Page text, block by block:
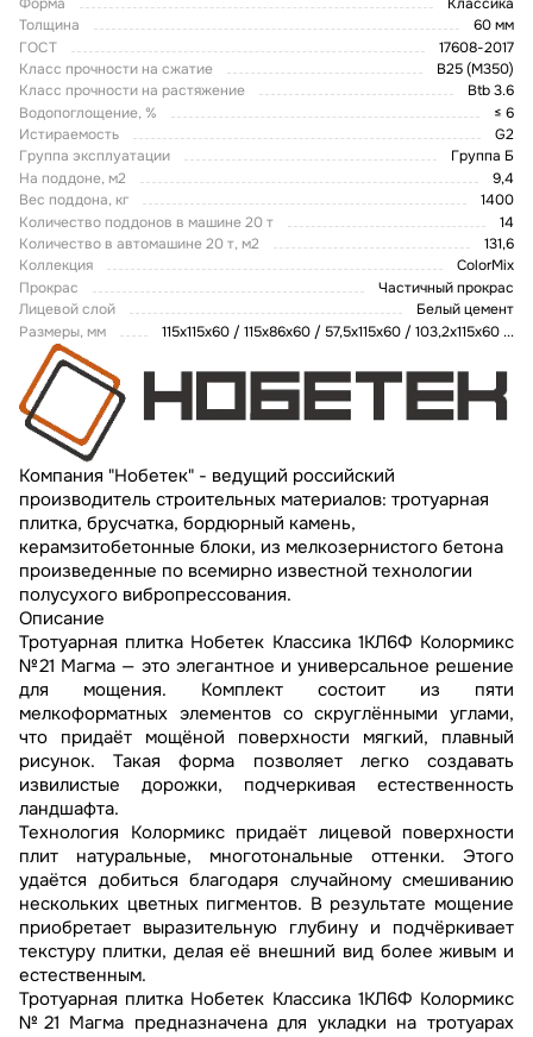
Толщина
60 мм
ГОСТ
17608-2017
Класс прочности на сжатие
В25 (М350)
Класс прочности на растяжение
Btb 3.6
Водопоглощение, %
≤ 6
Истираемость
G2
Группа эксплуатации
Группа Б
На поддоне, м2
9,4
Вес поддона, кг
1400
Количество поддонов в машине 20 т
14
Количество в автомашине 20 т, м2
131,6
Коллекция
ColorMix
Прокрас
Частичный прокрас
Лицевой слой
Белый цемент
Размеры, мм
115х115х60 / 115х86х60 / 57,5x115x60 / 103,2x115x60...
Компания "Нобетек" - ведущий российский
производитель строительных материалов: тротуарная
плитка, брусчатка, бордюрный камень,
керамзитобетонные блоки, из мелкозернистого бетона
произведенные по всемирно известной технологии
полусухого вибропрессования.
Описание
Тротуарная плитка Нобетек Классика 1КЛ6Ф Колормикс
№21 Магма — это элегантное и универсальное решение
для мощения. Комплект состоит из пяти
мелкоформатных элементов со скруглёнными углами,
что придаёт мощёной поверхности мягкий, плавный
рисунок. Такая форма позволяет легко создавать
извилистые дорожки, подчеркивая естественность
ландшафта.
Технология Колормикс придаёт лицевой поверхности
плит натуральные, многотональные оттенки. Этого
удаётся добиться благодаря случайному смешиванию
нескольких цветных пигментов. В результате мощение
приобретает выразительную глубину и подчёркивает
текстуру плитки, делая её внешний вид более живым и
естественным.
Тротуарная плитка Нобетек Классика 1КЛ6Ф Колормикс
№21 Магма предназначена для укладки на тротуарах